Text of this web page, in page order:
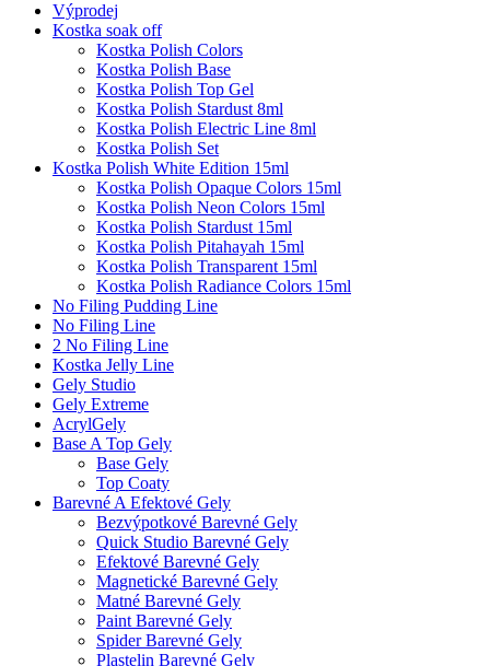
Výprodej
Kostka soak off
Kostka Polish Colors
Kostka Polish Base
Kostka Polish Top Gel
Kostka Polish Stardust 8ml
Kostka Polish Electric Line 8ml
Kostka Polish Set
Kostka Polish White Edition 15ml
Kostka Polish Opaque Colors 15ml
Kostka Polish Neon Colors 15ml
Kostka Polish Stardust 15ml
Kostka Polish Pitahayah 15ml
Kostka Polish Transparent 15ml
Kostka Polish Radiance Colors 15ml
No Filing Pudding Line
No Filing Line
2 No Filing Line
Kostka Jelly Line
Gely Studio
Gely Extreme
AcrylGely
Base A Top Gely
Base Gely
Top Coaty
Barevné A Efektové Gely
Bezvýpotkové Barevné Gely
Quick Studio Barevné Gely
Efektové Barevné Gely
Magnetické Barevné Gely
Matné Barevné Gely
Paint Barevné Gely
Spider Barevné Gely
Plastelin Barevné Gely